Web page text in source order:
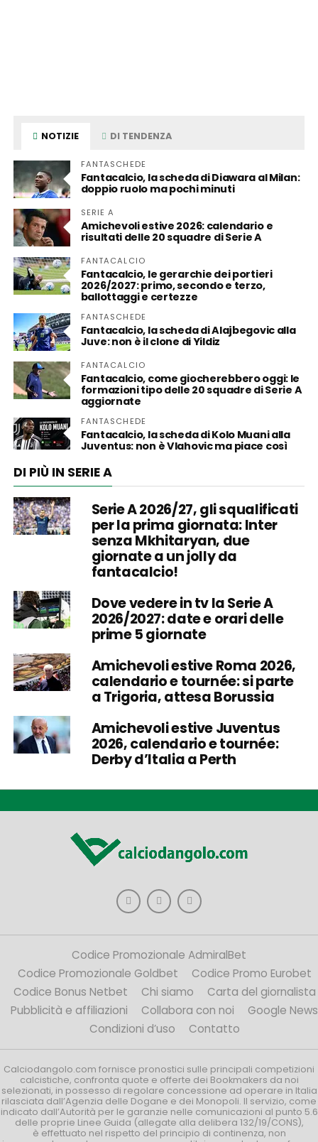
NOTIZIE DI TENDENZA
FANTASCHEDE
Fantacalcio, la scheda di Diawara al Milan:
doppio ruolo ma pochi minuti
SERIE A
Amichevoli estive 2026: calendario e
risultati delle 20 squadre di Serie A
FANTACALCIO
Fantacalcio, le gerarchie dei portieri
2026/2027: primo, secondo e terzo,
ballottaggi e certezze
FANTASCHEDE
Fantacalcio, la scheda di Alajbegovic alla
Juve: non è il clone di Yildiz
FANTACALCIO
Fantacalcio, come giocherebbero oggi: le
formazioni tipo delle 20 squadre di Serie A
aggiornate
FANTASCHEDE
Fantacalcio, la scheda di Kolo Muani alla
Juventus: non è Vlahovic ma piace così
DI PIÙ IN SERIE A
Serie A 2026/27, gli squalificati
per la prima giornata: Inter
senza Mkhitaryan, due
giornate a un jolly da
fantacalcio!
Dove vedere in tv la Serie A
2026/2027: date e orari delle
prime 5 giornate
Amichevoli estive Roma 2026,
calendario e tournée: si parte
a Trigoria, attesa Borussia
Amichevoli estive Juventus
2026, calendario e tournée:
Derby d’Italia a Perth
Codice Promozionale AdmiralBet
Codice Promozionale Goldbet
Codice Promo Eurobet
Codice Bonus Netbet
Chi siamo
Carta del giornalista
Pubblicità e affiliazioni
Collabora con noi
Google News
Condizioni d’uso
Contatto
Calciodangolo.com fornisce pronostici sulle principali competizioni
calcistiche, confronta quote e offerte dei Bookmakers da noi
selezionati, in possesso di regolare concessione ad operare in Italia
rilasciata dall’Agenzia delle Dogane e dei Monopoli. Il servizio, come
indicato dall’Autorità per le garanzie nelle comunicazioni al punto 5.6
delle proprie Linee Guida (allegate alla delibera 132/19/CONS),
è effettuato nel rispetto del principio di continenza, non